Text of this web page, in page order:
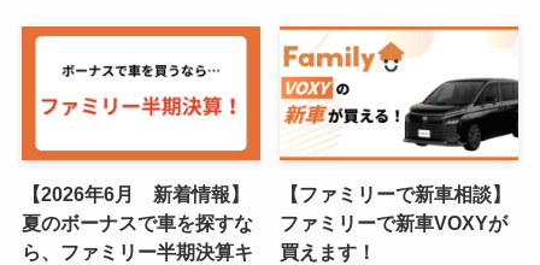
【2026年6月 新着情報】
夏のボーナスで車を探すな
ら、ファミリー半期決算キ
【ファミリーで新車相談】
ファミリーで新車VOXYが
買えます！